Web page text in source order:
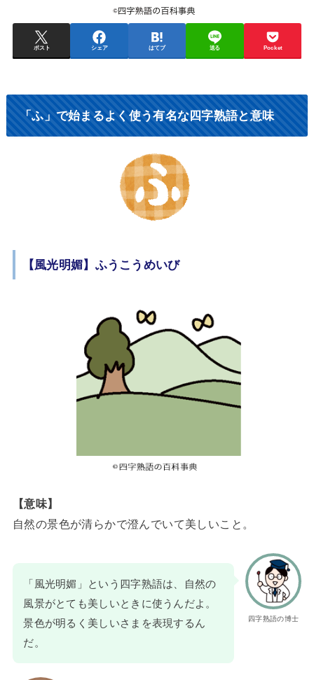
ポスト シェア はてブ 送る Pocket
「ふ」で始まるよく使う有名な四字熟語と意味
【風光明媚】ふうこうめいび
【意味】
自然の景色が清らかで澄んでいて美しいこと。
四字熟語の博士
「風光明媚」という四字熟語は、自然の
風景がとても美しいときに使うんだよ。
景色が明るく美しいさまを表現するん
だ。